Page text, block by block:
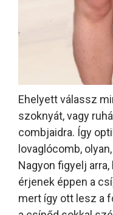
Ehelyett válassz
szoknyát, vagy
combjaidra. Így
lovaglócomb,
Nagyon figyelj
érjenek éppen a
mert így ott lesz a